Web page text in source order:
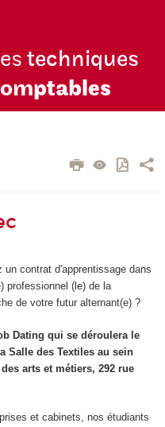
techniques
ptables
contrat d'apprentissage dans
professionnel (le) de la
de votre futur alternant(e) ?
Dating qui se déroulera le
Salle des Textiles au sein
arts et métiers, 292 rue
et cabinets, nos étudiants